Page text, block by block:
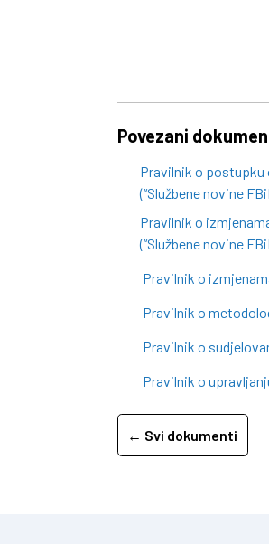
Povezani
Pravilnik o postupku
(“Službene novine
Pravilnik o
(“Službene novine
Pravilnik o
Pravilnik o
Pravilnik o
Pravilnik o
← Svi dokumenti